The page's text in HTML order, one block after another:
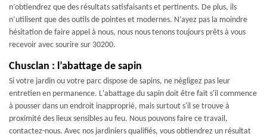
n’obtiendrez que des résultats satisfaisants et pertinents. De plus, ils
n’utilisent que des outils de pointes et modernes. N’ayez pas la moindre
hésitation de faire appel à nous, nous nous tenons toujours prêts à vous
recevoir avec sourire sur 30200.
Chusclan : l’abattage de sapin
Si votre jardin ou votre parc dispose de sapins, ne négligez pas leur
entretien en permanence. L'abattage du sapin doit être fait s'il commence
à pousser dans un endroit inapproprié, mais surtout s'il se trouve à
proximité des lieux sensibles au feu. Nous pouvons faire ce travail,
contactez-nous. Avec nos jardiniers qualifiés, vous obtiendrez un résultat